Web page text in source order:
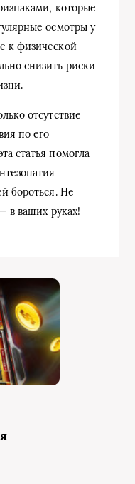
которые
осмотры у
к физической
снизить риски
отсутствие
по его
статья помогла
бороться. Не
в ваших руках!